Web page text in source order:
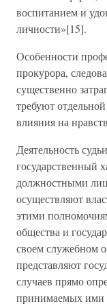
воспитанием и
личности»[15].
Особенности
прокурора,
существенно
требуют
влияния на
Деятельность
государственный
должностными
осуществляют
этими
общества и
своем служебном
представляют
случаев прямо
принимаемых ими